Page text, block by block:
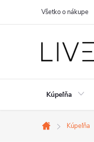
Všetko o nákupe
Kúpeľňa
Domov
Kúpeľňa